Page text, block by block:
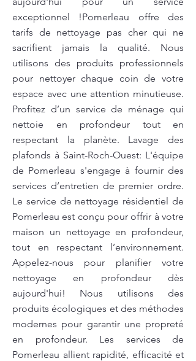
exceptionnel !Pomerleau offre des
tarifs de nettoyage pas cher qui ne
sacrifient jamais la qualité. Nous
utilisons des produits professionnels
pour nettoyer chaque coin de votre
espace avec une attention minutieuse.
Profitez d’un service de ménage qui
nettoie en profondeur tout en
respectant la planète. Lavage des
plafonds à Saint-Roch-Ouest: L'équipe
de Pomerleau s'engage à fournir des
services d’entretien de premier ordre.
Le service de nettoyage résidentiel de
Pomerleau est conçu pour offrir à votre
maison un nettoyage en profondeur,
tout en respectant l’environnement.
Appelez-nous pour planifier votre
nettoyage en profondeur dès
aujourd'hui! Nous utilisons des
produits écologiques et des méthodes
modernes pour garantir une propreté
en profondeur. Les services de
Pomerleau allient rapidité, efficacité et